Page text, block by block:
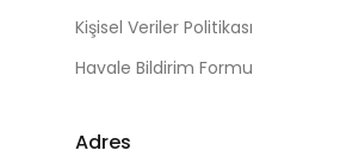
Kişisel Veriler Politikası
Havale Bildirim Formu
Adres